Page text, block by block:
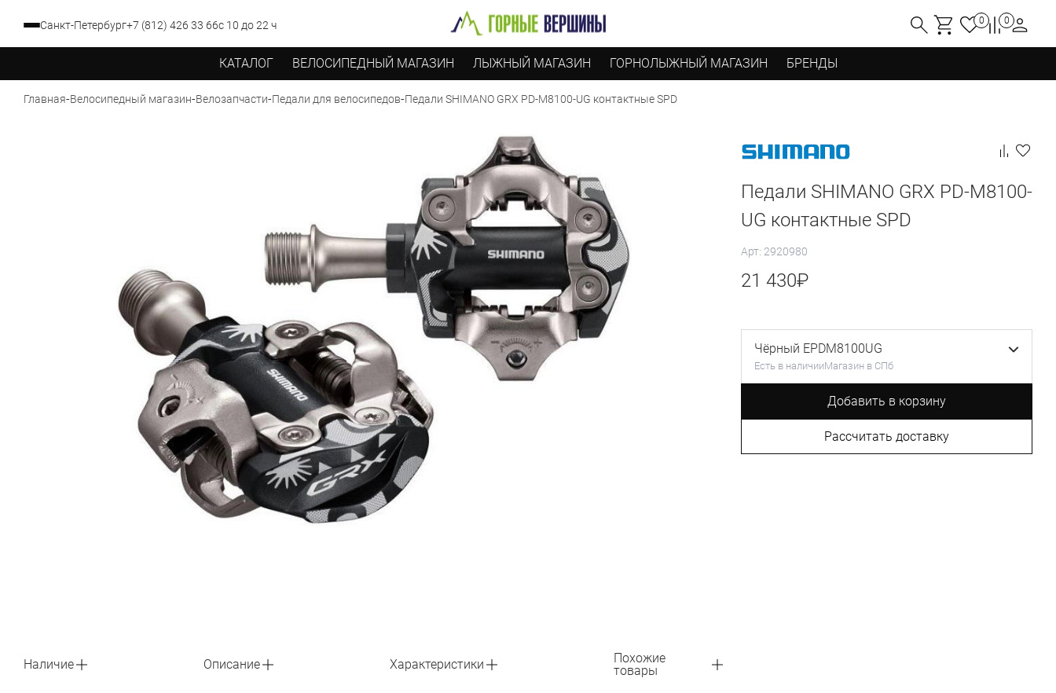
Санкт-Петербург+7 (812) 426 33 66с 10 до 22 ч 0 0
КАТАЛОГ ВЕЛОСИПЕДНЫЙ МАГАЗИН ЛЫЖНЫЙ МАГАЗИН ГОРНОЛЫЖНЫЙ МАГАЗИН БРЕНДЫ
Главная-Велосипедный магазин-Велозапчасти-Педали для велосипедов-Педали SHIMANO GRX PD-M8100-UG контактные SPD
Педали SHIMANO GRX PD-M8100-
UG контактные SPD
Арт: 2920980
21 430₽
Чёрный EPDM8100UG
Есть в наличииМагазин в СПб
Добавить в корзину
Рассчитать доставку
Наличие Описание Характеристики
Похожие
товары